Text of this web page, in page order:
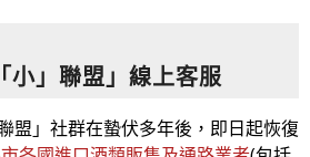
小」聯盟」線上客服
」社群在蟄伏多年後，即日起恢復